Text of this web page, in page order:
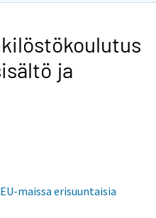
ja
maissa erisuuntaisia